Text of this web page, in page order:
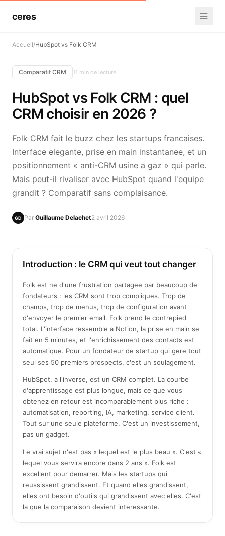
ceres
Accueil/HubSpot vs Folk CRM
Comparatif CRM 11 min de lecture
HubSpot vs Folk CRM : quel
CRM choisir en 2026 ?
Folk CRM fait le buzz chez les startups francaises.
Interface elegante, prise en main instantanee, et un
positionnement « anti-CRM usine a gaz » qui parle.
Mais peut-il rivaliser avec HubSpot quand l'equipe
grandit ? Comparatif sans complaisance.
GD Par Guillaume Delachet2 avril 2026
Introduction : le CRM qui veut tout changer
Folk est ne d'une frustration partagee par beaucoup de
fondateurs : les CRM sont trop compliques. Trop de
champs, trop de menus, trop de configuration avant
d'envoyer le premier email. Folk prend le contrepied
total. L'interface ressemble a Notion, la prise en main se
fait en 5 minutes, et l'enrichissement des contacts est
automatique. Pour un fondateur de startup qui gere tout
seul ses 50 premiers prospects, c'est un soulagement.
HubSpot, a l'inverse, est un CRM complet. La courbe
d'apprentissage est plus longue, mais ce que vous
obtenez en retour est incomparablement plus riche :
automatisation, reporting, IA, marketing, service client.
Tout sur une seule plateforme. C'est un investissement,
pas un gadget.
Le vrai sujet n'est pas « lequel est le plus beau ». C'est «
lequel vous servira encore dans 2 ans ». Folk est
excellent pour demarrer. Mais les startups qui
reussissent grandissent. Et quand elles grandissent,
elles ont besoin d'outils qui grandissent avec elles. C'est
la que la comparaison devient interessante.